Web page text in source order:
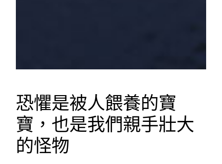
恐懼是被人餵養的寶
寶，也是我們親手壯大
的怪物